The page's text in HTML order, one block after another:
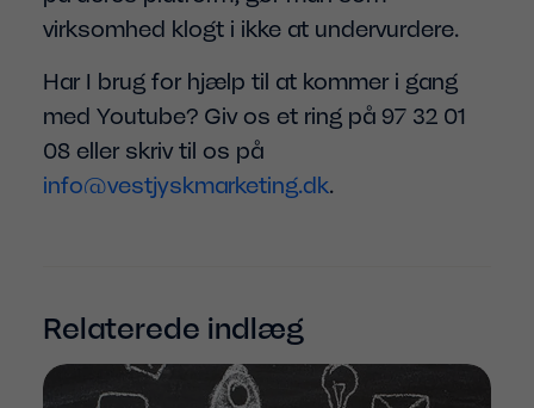
virksomhed klogt i ikke at undervurdere.
Har I brug for hjælp til at kommer i gang
med Youtube? Giv os et ring på 97 32 01
08 eller skriv til os på
info@vestjyskmarketing.dk.
Relaterede indlæg